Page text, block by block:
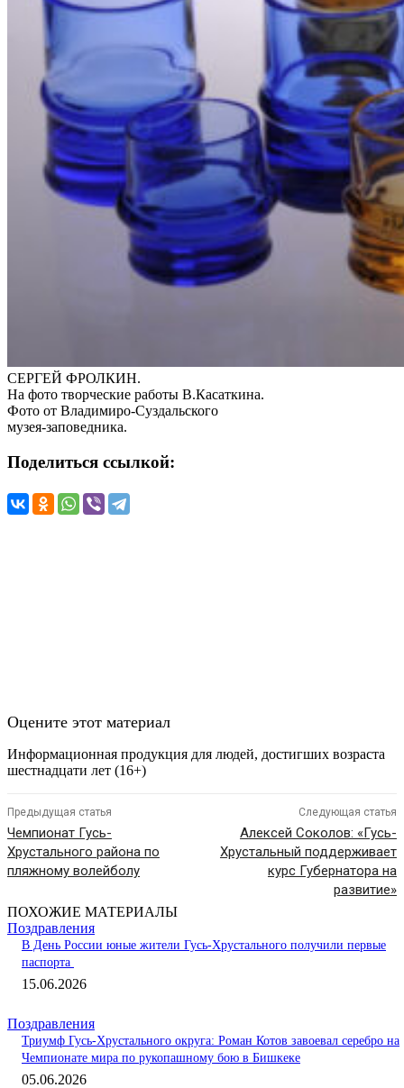
СЕРГЕЙ ФРОЛКИН.
На фото творческие работы В.Касаткина.
Фото от Владимиро-Суздальского
музея-заповедника.
Поделиться ссылкой:
Оцените этот материал
Информационная продукция для людей, достигших возраста
шестнадцати лет (16+)
Предыдущая статья
Чемпионат Гусь-
Хрустального района по
пляжному волейболу
Следующая статья
Алексей Соколов: «Гусь-
Хрустальный поддерживает
курс Губернатора на
развитие»
ПОХОЖИЕ МАТЕРИАЛЫ
Поздравления
В День России юные жители Гусь-Хрустального получили первые
паспорта
15.06.2026
Поздравления
Триумф Гусь-Хрустального округа: Роман Котов завоевал серебро на
Чемпионате мира по рукопашному бою в Бишкеке
05.06.2026